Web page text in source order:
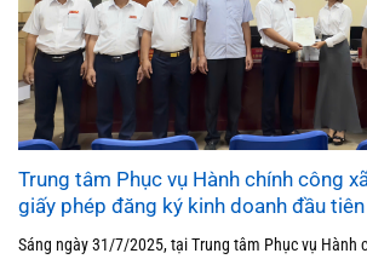
Trung tâm Phục vụ Hành chính công
giấy phép đăng ký kinh doanh đầu
Sáng ngày 31/7/2025, tại Trung tâm Phục vụ Hành